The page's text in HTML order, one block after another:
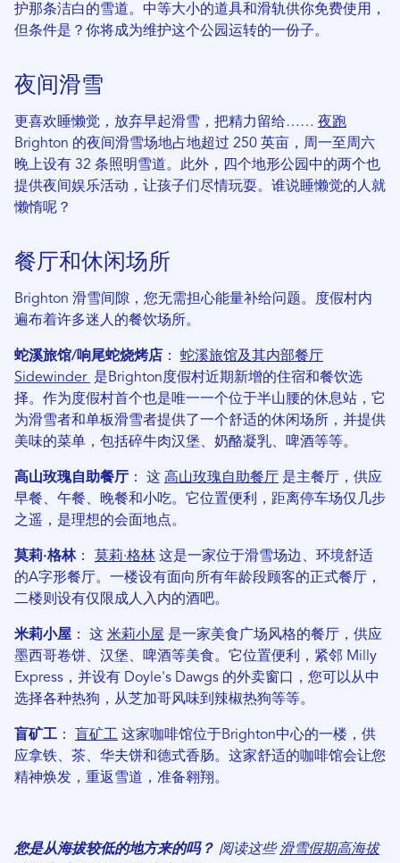
护那条洁白的雪道。中等大小的道具和滑轨供你免费使用，
但条件是？你将成为维护这个公园运转的一份子。
夜间滑雪
更喜欢睡懒觉，放弃早起滑雪，把精力留给…… 夜跑
Brighton 的夜间滑雪场地占地超过 250 英亩，周一至周六
晚上设有 32 条照明雪道。此外，四个地形公园中的两个也
提供夜间娱乐活动，让孩子们尽情玩耍。谁说睡懒觉的人就
懒惰呢？
餐厅和休闲场所
Brighton 滑雪间隙，您无需担心能量补给问题。度假村内
遍布着许多迷人的餐饮场所。
蛇溪旅馆/响尾蛇烧烤店 ： 蛇溪旅馆及其内部餐厅
Sidewinder 是Brighton度假村近期新增的住宿和餐饮选
择。作为度假村首个也是唯一一个位于半山腰的休息站，它
为滑雪者和单板滑雪者提供了一个舒适的休闲场所，并提供
美味的菜单，包括碎牛肉汉堡、奶酪凝乳、啤酒等等。
高山玫瑰自助餐厅 ： 这 高山玫瑰自助餐厅 是主餐厅，供应
早餐、午餐、晚餐和小吃。它位置便利，距离停车场仅几步
之遥，是理想的会面地点。
莫莉·格林： 莫莉·格林 这是一家位于滑雪场边、环境舒适
的A字形餐厅。一楼设有面向所有年龄段顾客的正式餐厅，
二楼则设有仅限成人入内的酒吧。
米莉小屋 ： 这 米莉小屋 是一家美食广场风格的餐厅，供应
墨西哥卷饼、汉堡、啤酒等美食。它位置便利，紧邻 Milly
Express，并设有 Doyle's Dawgs 的外卖窗口，您可以从中
选择各种热狗，从芝加哥风味到辣椒热狗等等。
盲矿工 ： 盲矿工 这家咖啡馆位于Brighton中心的一楼，供
应拿铁、茶、华夫饼和德式香肠。这家舒适的咖啡馆会让您
精神焕发，重返雪道，准备翱翔。
您是从海拔较低的地方来的吗？ 阅读这些滑雪假期高海拔